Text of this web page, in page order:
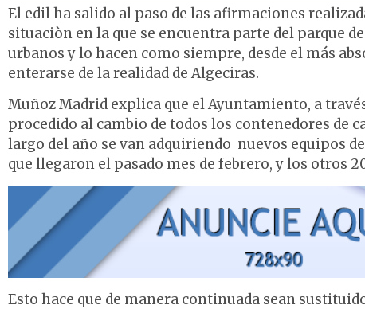
El edil ha salido al paso de las afirmaciones
situaciòn en la que se encuentra parte del parque
urbanos y lo hacen como siempre, desde el más
enterarse de la realidad de Algeciras.
Muñoz Madrid explica que el Ayuntamiento, a
procedido al cambio de todos los contenedores de
largo del año se van adquiriendo nuevos equipos
que llegaron el pasado mes de febrero, y los otros
Esto hace que de manera continuada sean